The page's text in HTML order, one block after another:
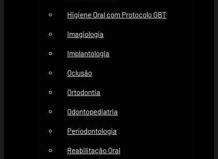
Higiene Oral com Protocolo GBT
Imagiologia
Implantologia
Oclusão
Ortodontia
Odontopediatria
Periodontologia
Reabilitação Oral